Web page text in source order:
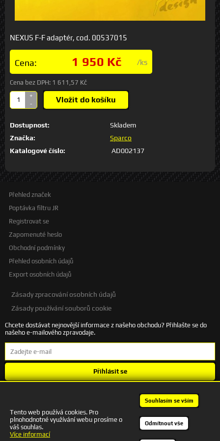
NEXUS F-F adaptér, cod. 00537015
Cena: 1 950 Kč /ks
Cena bez DPH: 1 611,57 Kč
+
-
Vložit do košíku
Dostupnost:
Skladem
Značka:
Sparco
Katalogové číslo:
AD002137
Přehled značek
Poptávka filtru JR
Registrovat se
Zapomenuté heslo
Obchodní podmínky
Přehled osobních údajů
Export osobních údajů
Zásady zpracování osobních údajů
Zásady používání souborů cookie
Chcete dostávat nejnovější informace z našeho obchodu? Přihlašte se do
našeho e-mailového zpravodaje.
Přihlásit se
+420 601 245 172 | autodesigncb@gmail.com
Tento web používá cookies. Pro
plnohodnotné využívání webu prosíme o
váš souhlas.
Více informací
Souhlasím se vším
Odmítnout vše